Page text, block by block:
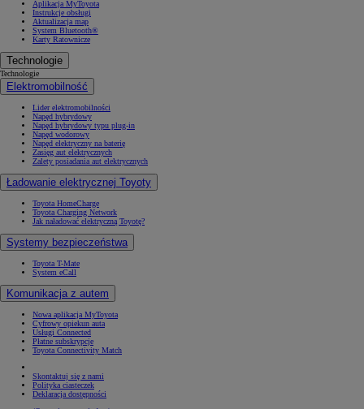
Aplikacja MyToyota
Instrukcje obsługi
Aktualizacja map
System Bluetooth®
Karty Ratownicze
Technologie
Technologie
Elektromobilność
Lider elektromobilności
Napęd hybrydowy
Napęd hybrydowy typu plug-in
Napęd wodorowy
Napęd elektryczny na baterię
Zasięg aut elektrycznych
Zalety posiadania aut elektrycznych
Ładowanie elektrycznej Toyoty
Toyota HomeCharge
Toyota Charging Network
Jak naładować elektryczną Toyotę?
Systemy bezpieczeństwa
Toyota T-Mate
System eCall
Komunikacja z autem
Nowa aplikacja MyToyota
Cyfrowy opiekun auta
Usługi Connected
Płatne subskrypcje
Toyota Connectivity Match
Skontaktuj się z nami
Polityka ciasteczek
Deklaracja dostępności